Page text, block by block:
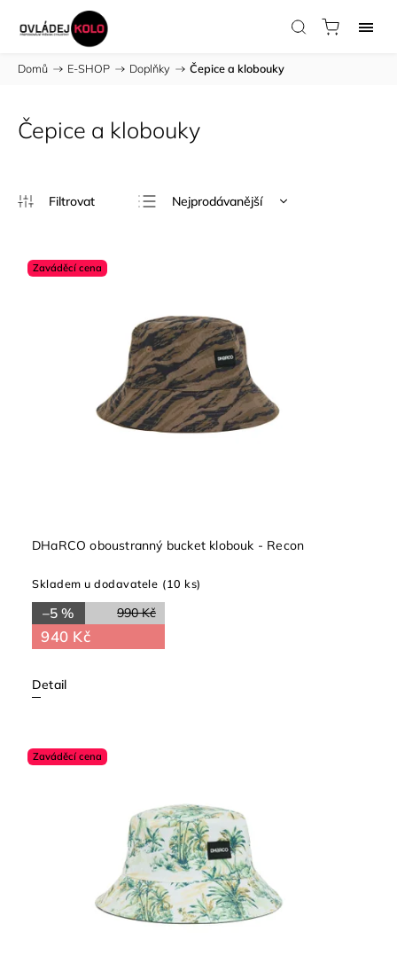
Domů / E-SHOP / Doplňky / Čepice a klobouky
Čepice a klobouky
Nejprodávanější
Zaváděcí cena
DHaRCO oboustranný bucket klobouk - Recon
Skladem u dodavatele (10 ks)
990 Kč
–5 %
940 Kč
Detail
Zaváděcí cena